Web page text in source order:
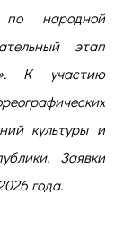
по народной
этап
К участию
культуры и
Заявки
года.